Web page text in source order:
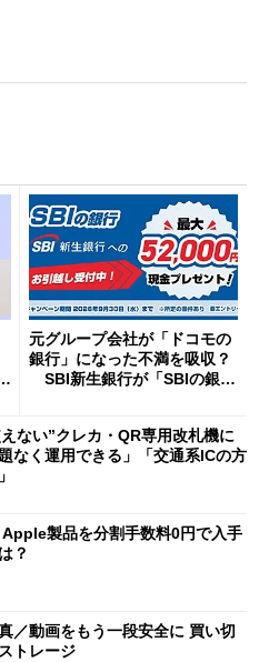
元グループ会社が「ドコモの
銀行」になった不満を吸収？
SBI新生銀行が「SBIの銀
開催
ない”クレカ・QR専用改札機に
なく運用できる」「交通系ICの方
製品を分割手数料0円で入手
？
／動画をもう一段安全に 買い切
トレージ